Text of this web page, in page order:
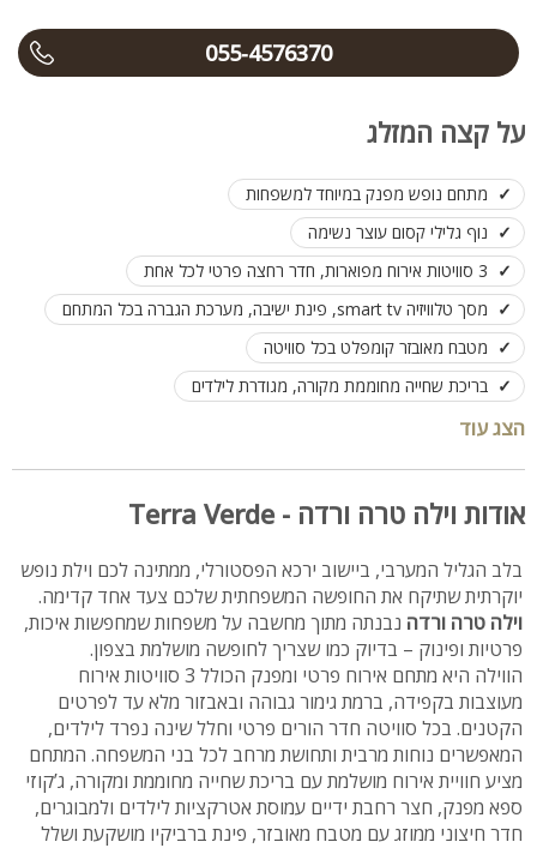
055-4576370
על קצה המזלג
מתחם נופש מפנק במיוחד למשפחות
נוף גלילי קסום עוצר נשימה
3 סוויטות אירוח מפוארות, חדר רחצה פרטי לכל אחת
מסך טלוויזיה smart tv, פינת ישיבה, מערכת הגברה בכל המתחם
מטבח מאובזר קומפלט בכל סוויטה
בריכת שחייה מחוממת מקורה, מגודרת לילדים
ג'קוזי ספא זרמים מפנק
שולחן פינג פונג, כדורגל שולחן, מגלשה ועוד מגוון משחקים לילדים
פינת ברביקיו מאובזרת
קיימת חניה פרטית, נגישות לנכים
האירוח בכל סוויטה עד 5 אנשים
הצג עוד
אודות וילה טרה ורדה - Terra Verde
בלב הגליל המערבי, ביישוב ירכא הפסטורלי, ממתינה לכם וילת נופש
יוקרתית שתיקח את החופשה המשפחתית שלכם צעד אחד קדימה.
וילה טרה ורדה נבנתה מתוך מחשבה על משפחות שמחפשות איכות,
פרטיות ופינוק – בדיוק כמו שצריך לחופשה מושלמת בצפון.
הווילה היא מתחם אירוח פרטי ומפנק הכולל 3 סוויטות אירוח
מעוצבות בקפידה, ברמת גימור גבוהה ובאבזור מלא עד לפרטים
הקטנים. בכל סוויטה חדר הורים פרטי וחלל שינה נפרד לילדים,
המאפשרים נוחות מרבית ותחושת מרחב לכל בני המשפחה. המתחם
מציע חוויית אירוח מושלמת עם בריכת שחייה מחוממת ומקורה, ג’קוזי
ספא מפנק, חצר רחבת ידיים עמוסת אטרקציות לילדים ולמבוגרים,
חדר חיצוני ממוזג עם מטבח מאובזר, פינת ברביקיו מושקעת ושלל